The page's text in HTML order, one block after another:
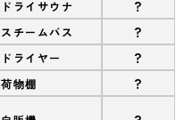
ドライサウナ ?
スチームバス ?
ドライヤー ?
荷物棚 ?